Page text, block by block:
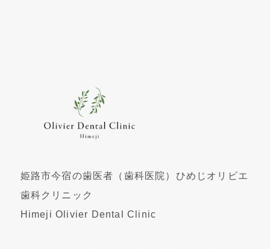
姫路市今宿の歯医者（歯科医院）ひめじオリビエ
歯科クリニック
Himeji Olivier Dental Clinic